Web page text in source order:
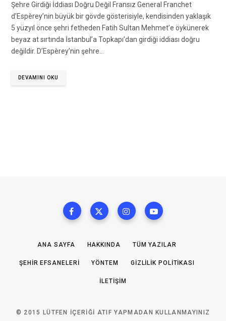
Şehre Girdiği İddiası Doğru Değil Fransız General Franchet
d’Espèrey’nin büyük bir gövde gösterisiyle, kendisinden yaklaşık
5 yüzyıl önce şehri fetheden Fatih Sultan Mehmet’e öykünerek
beyaz at sırtında İstanbul’a Topkapı’dan girdiği iddiası doğru
değildir. D’Espèrey’nin şehre…
DEVAMINI OKU
ANA SAYFA HAKKINDA TÜM YAZILAR
ŞEHIR EFSANELERI YÖNTEM GIZLILIK POLITIKASI
İLETIŞIM
© 2015 LÜTFEN IÇERIĞI ATIF YAPMADAN KULLANMAYINIZ